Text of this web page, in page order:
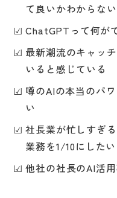
て良いかわからない
ChatGPTって何が
最新潮流のキャッ
いると感じている
噂のAIの本当のパ
い
社長業が忙しすぎ
業務を1/10にしたい
他社の社長のAI活